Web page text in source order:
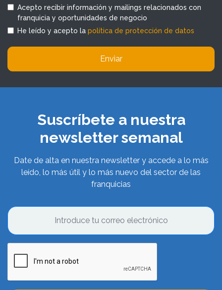
Acepto recibir información y mailings relacionados con
franquicia y oportunidades de negocio
He leído y acepto la política de protección de datos
Enviar
Suscríbete a nuestra
newsletter semanal
Date de alta en nuestra newsletter y accede a lo más
leído, lo más útil y lo más nuevo del sector de las
franquicias